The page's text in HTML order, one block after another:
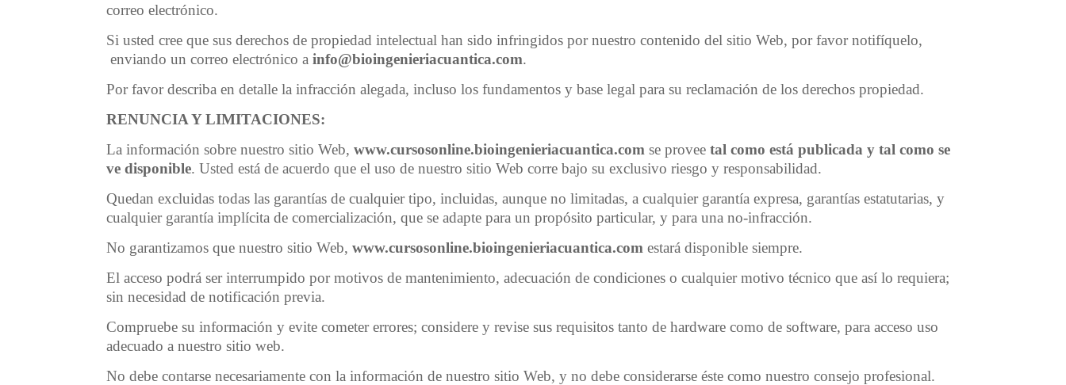
correo electrónico.
Si usted cree que sus derechos de propiedad intelectual han sido infringidos por nuestro contenido del sitio Web, por favor notifíquelo,
enviando un correo electrónico ainfo@bioingenieriacuantica.com.
Por favor describa en detalle la infracción alegada, incluso los fundamentos y base legal para su reclamación de los derechos propiedad.
RENUNCIA Y LIMITACIONES:
La información sobre nuestro sitio Web,www.cursosonline.bioingenieriacuantica.com se proveetal como está publicada y tal como se
ve disponible. Usted está de acuerdo que el uso de nuestro sitio Web corre bajo su exclusivo riesgo y responsabilidad.
Quedan excluidas todas las garantías de cualquier tipo, incluidas, aunque no limitadas, a cualquier garantía expresa, garantías estatutarias, y
cualquier garantía implícita de comercialización, que se adapte para un propósito particular, y para una no-infracción.
No garantizamos que nuestro sitio Web,www.cursosonline.bioingenieriacuantica.com estará disponible siempre.
El acceso podrá ser interrumpido por motivos de mantenimiento, adecuación de condiciones o cualquier motivo técnico que así lo requiera;
sin necesidad de notificación previa.
Compruebe su información y evite cometer errores; considere y revise sus requisitos tanto de hardware como de software, para acceso uso
adecuado a nuestro sitio web.
No debe contarse necesariamente con la información de nuestro sitio Web, y no debe considerarse éste como nuestro consejo profesional.